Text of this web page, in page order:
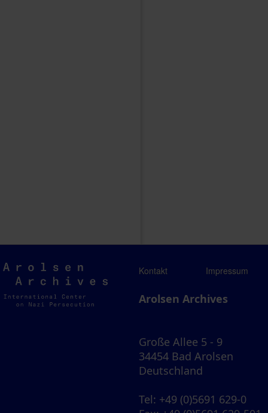
Arolsen
Archives
Kontakt Impressum
Arolsen Archives
Große Allee 5 - 9
34454 Bad Arolsen
Deutschland
Tel: +49 (0)5691 629-0